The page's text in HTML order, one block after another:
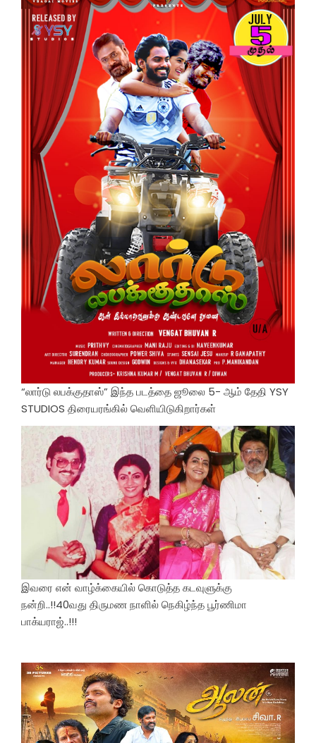
“லார்டு லபக்குதாஸ்” இந்த படத்தை ஜூலை 5- ஆம் தேதி YSY
STUDIOS திரையரங்கில் வெளியிடுகிறார்கள்
இவரை என் வாழ்க்கையில் கொடுத்த கடவுளுக்கு
நன்றி..!!40வது திருமண நாளில் நெகிழ்ந்த பூர்ணிமா
பாக்யராஜ்..!!!